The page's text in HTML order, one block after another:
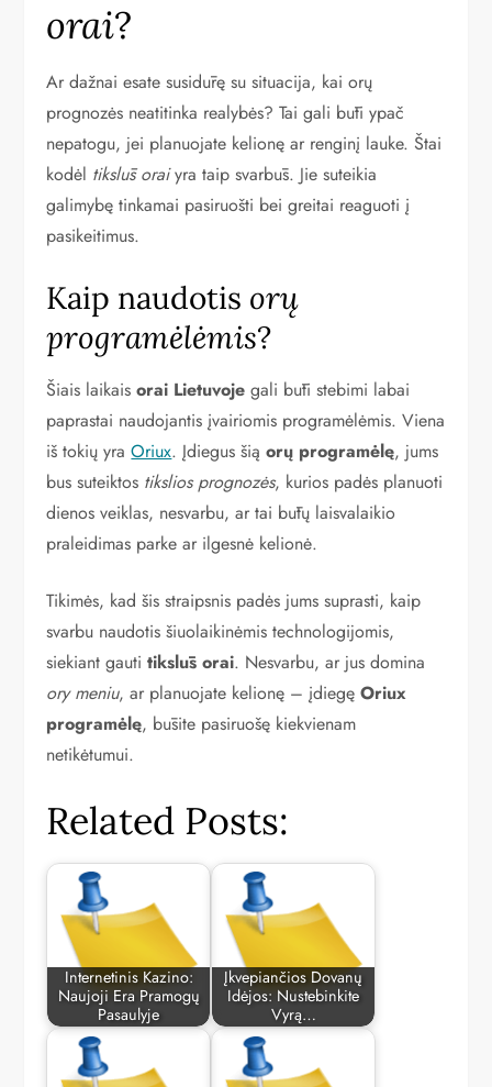
orai?
Ar dažnai esate susidūrę su situacija, kai orų
prognozės neatitinka realybės? Tai gali būti ypač
nepatogu, jei planuojate kelionę ar renginį lauke. Štai
kodėl tikslūs oraiyra taip svarbūs. Jie suteikia
galimybę tinkamai pasiruošti bei greitai reaguoti į
pasikeitimus.
Kaip naudotis orų
programėlėmis?
Šiais laikaisorai Lietuvoje gali būti stebimi labai
paprastai naudojantis įvairiomis programėlėmis. Viena
iš tokių yraOriux. Įdiegus šiąorų programėlę, jums
bus suteiktos tikslios prognozės, kurios padės planuoti
dienos veiklas, nesvarbu, ar tai būtų laisvalaikio
praleidimas parke ar ilgesnė kelionė.
Tikimės, kad šis straipsnis padės jums suprasti, kaip
svarbu naudotis šiuolaikinėmis technologijomis,
siekiant gautitikslūs orai. Nesvarbu, ar jus domina
ory meniu, ar planuojate kelionę – įdiegęOriux
programėlę, būsite pasiruošę kiekvienam
netikėtumui.
Related Posts:
Internetinis Kazino:
Naujoji Era Pramogų
Pasaulyje
Įkvepiančios Dovanų
Idėjos: Nustebinkite
Vyrą…